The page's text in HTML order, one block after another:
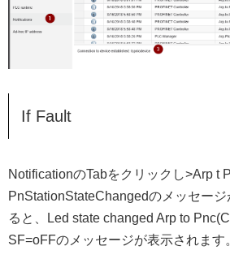
If Fault
NotificationのTabをクリックし>Arp t
PnStationStateChangedのメッセー
ると、Led state changed Arp to
SF=oFFのメッセージが表示されます